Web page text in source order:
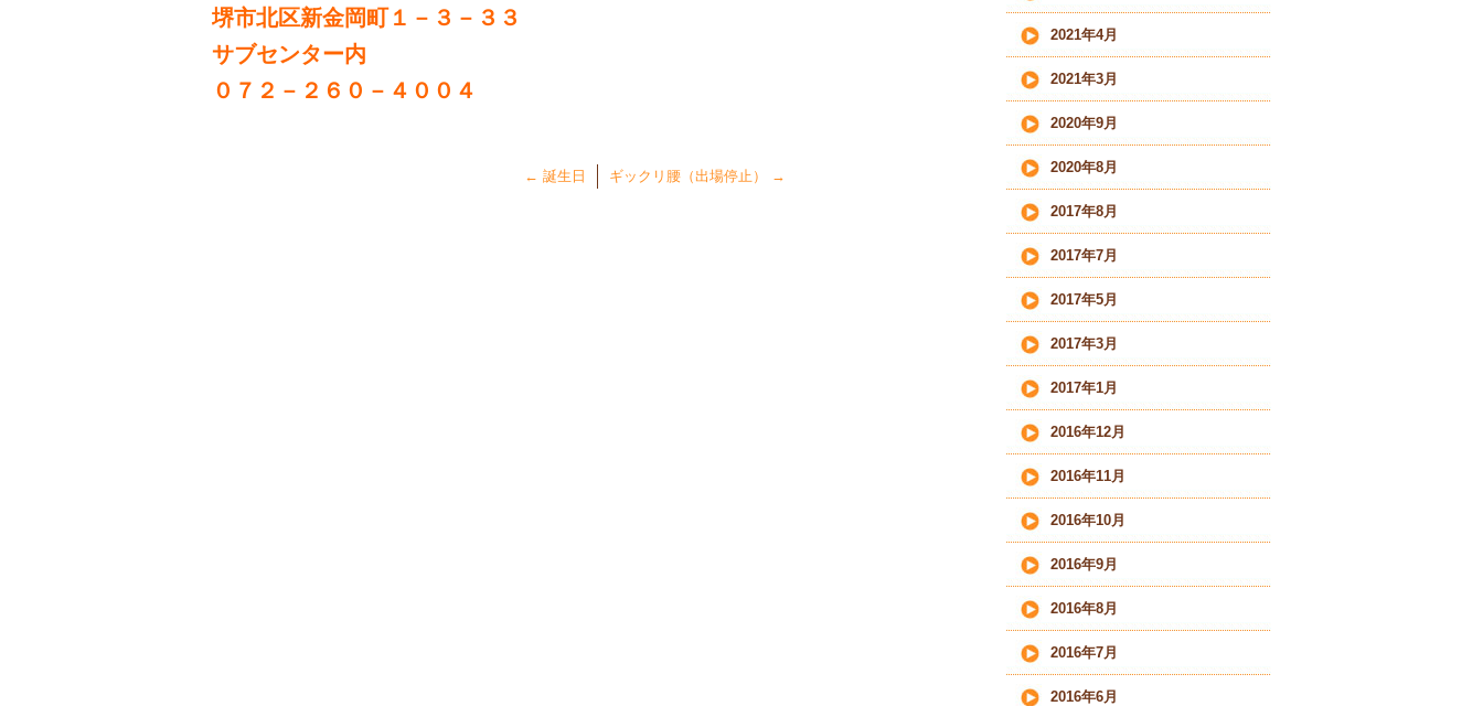
堺市北区新金岡町１－３－３３
サブセンター内
０７２－２６０－４００４
← 誕生日 ギックリ腰（出場停止） →
2021年4月
2021年3月
2020年9月
2020年8月
2017年8月
2017年7月
2017年5月
2017年3月
2017年1月
2016年12月
2016年11月
2016年10月
2016年9月
2016年8月
2016年7月
2016年6月